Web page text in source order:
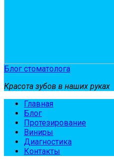
Блог стоматолога
Красота зубов в наших руках
Главная
Блог
Протезирование
Виниры
Диагностика
Контакты